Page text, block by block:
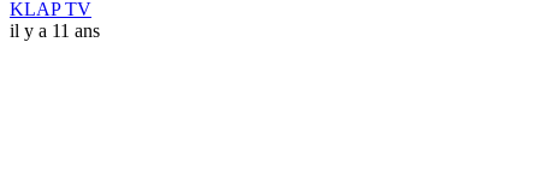
KLAP TV
il y a 11 ans